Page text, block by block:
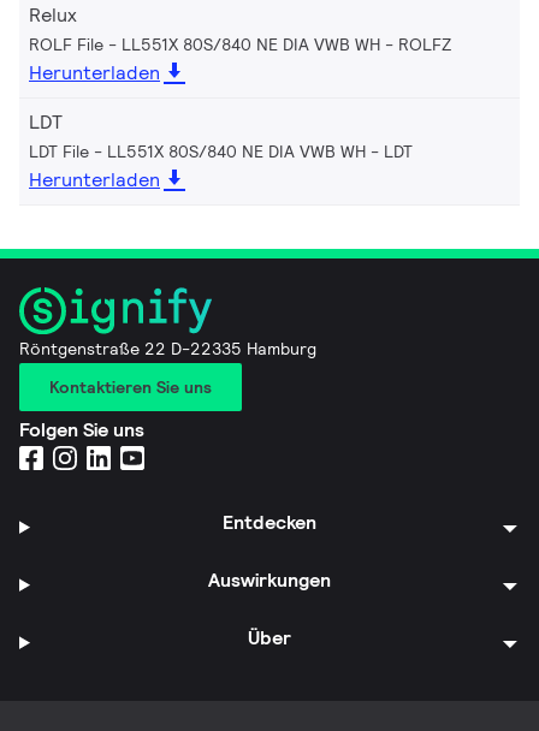
Relux
ROLF File - LL551X 80S/840 NE DIA VWB WH ROLFZ
Herunterladen
LDT
LDT File - LL551X 80S/840 NE DIA VWB WH LDT
Herunterladen
Röntgenstraße 22 D-22335 Hamburg
Kontaktieren Sie uns
Folgen Sie uns
Entdecken
Auswirkungen
Über